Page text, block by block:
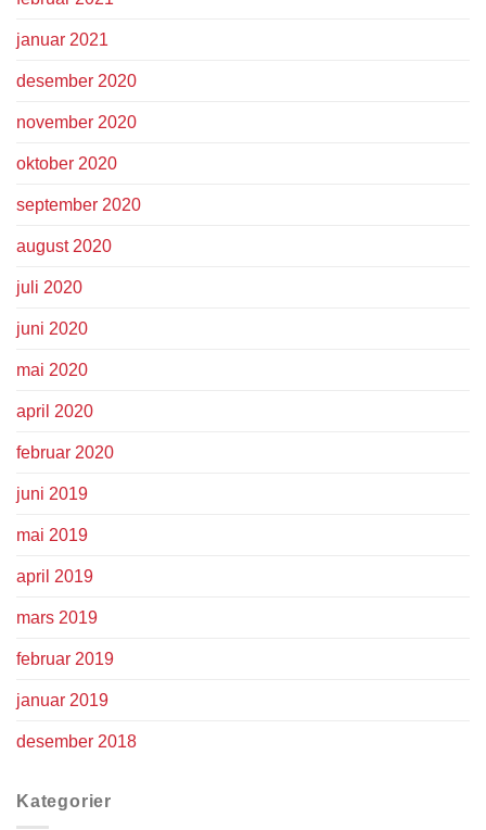
januar 2021
desember 2020
november 2020
oktober 2020
september 2020
august 2020
juli 2020
juni 2020
mai 2020
april 2020
februar 2020
juni 2019
mai 2019
april 2019
mars 2019
februar 2019
januar 2019
desember 2018
Kategorier